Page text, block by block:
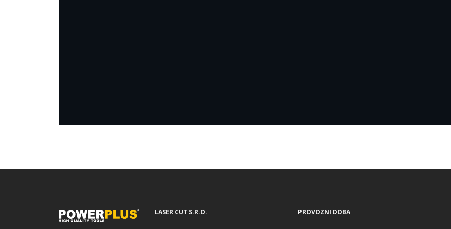
LASER CUT S.R.O. PROVOZNÍ DOBA